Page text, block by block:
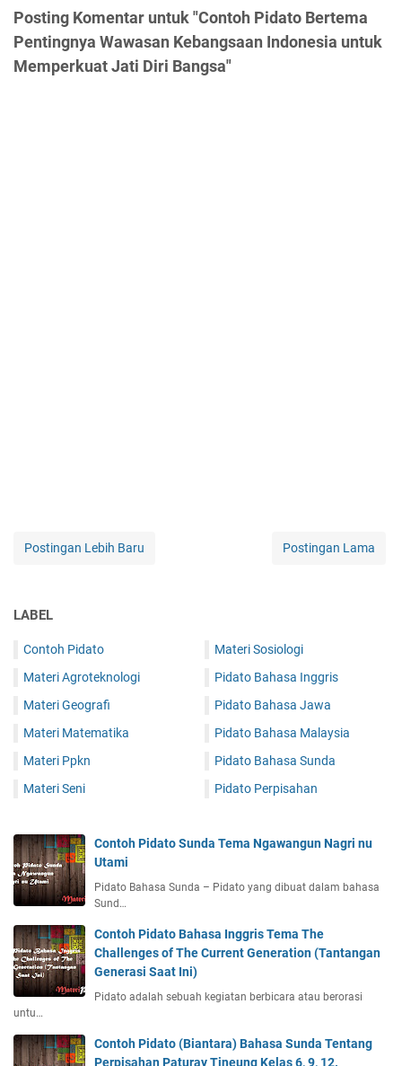
Posting Komentar untuk "Contoh Pidato Bertema
Pentingnya Wawasan Kebangsaan Indonesia untuk
Memperkuat Jati Diri Bangsa"
Postingan Lebih Baru Postingan Lama
LABEL
Contoh Pidato
Materi Agroteknologi
Materi Geografi
Materi Matematika
Materi Ppkn
Materi Seni
Materi Sosiologi
Pidato Bahasa Inggris
Pidato Bahasa Jawa
Pidato Bahasa Malaysia
Pidato Bahasa Sunda
Pidato Perpisahan
Contoh Pidato Sunda Tema Ngawangun Nagri nu
Utami
Pidato Bahasa Sunda – Pidato yang dibuat dalam bahasa
Sund…
Contoh Pidato Bahasa Inggris Tema The
Challenges of The Current Generation (Tantangan
Generasi Saat Ini)
Pidato adalah sebuah kegiatan berbicara atau berorasi
untu…
Contoh Pidato (Biantara) Bahasa Sunda Tentang
Perpisahan Paturay Tineung Kelas 6, 9, 12.